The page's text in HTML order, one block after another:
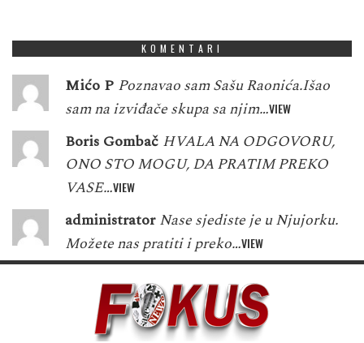
KOMENTARI
Mićo P Poznavao sam Sašu Raonića.Išao
sam na izviđače skupa sa njim…VIEW
Boris Gombač HVALA NA ODGOVORU,
ONO STO MOGU, DA PRATIM PREKO
VASE…VIEW
administrator Nase sjediste je u Njujorku.
Možete nas pratiti i preko…VIEW